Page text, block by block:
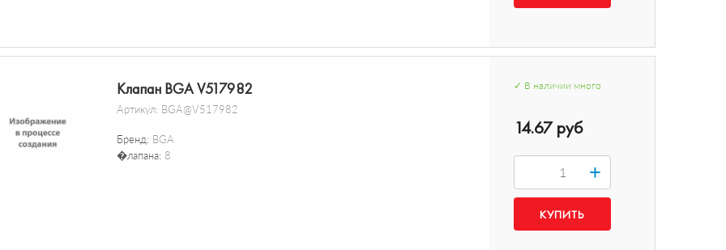
Клапан BGA V517982
Артикул: BGA@V517982
Бренд: BGA
�лапана: 8
✓ В наличии много
14.67 руб
+